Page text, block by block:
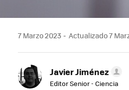
7 Marzo 2023 Actualizado 7
Javier Jiménez
Editor Senior - Ciencia